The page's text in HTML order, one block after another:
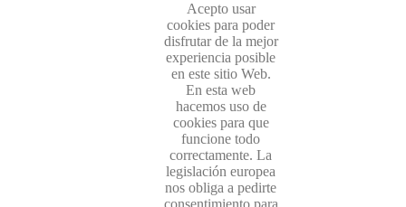
Acepto usar
cookies para poder
disfrutar de la mejor
experiencia posible
en este sitio Web.
En esta web
hacemos uso de
cookies para que
funcione todo
correctamente. La
legislación europea
nos obliga a pedirte
consentimiento para